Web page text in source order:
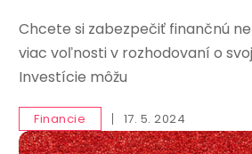
Chcete si zabezpečiť finančnú
viac voľnosti v rozhodovaní o
Investície môžu
Financie 17. 5. 2024